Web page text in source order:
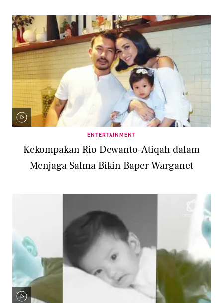
ENTERTAINMENT
Kekompakan Rio Dewanto-Atiqah dalam
Menjaga Salma Bikin Baper Warganet